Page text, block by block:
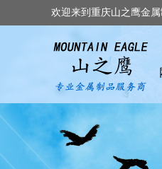
欢迎来到重庆山之鹰金